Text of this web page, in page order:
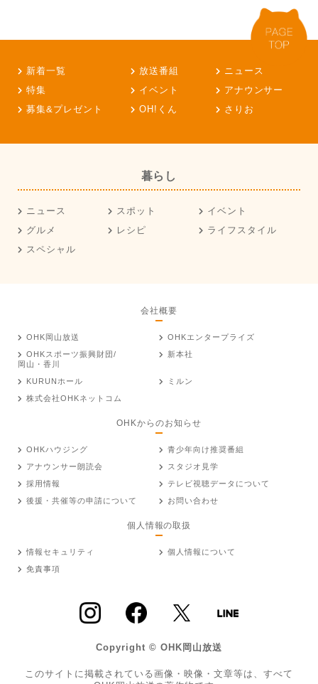
新着一覧 放送番組
ニュース
特集
イベント
アナウンサー
募集&プレゼント
OH!くん さりお
暮らし
ニュース スポット
イベント
グルメ
レシピ
ライフスタイル
スペシャル
会社概要
OHK岡山放送
OHKエンタープライズ
OHKスポーツ振興財団/
岡山・香川
新本社
KURUNホール
ミルン
株式会社OHKネットコム
OHKからのお知らせ
OHKハウジング
青少年向け推奨番組
アナウンサー朗読会
スタジオ見学
採用情報
テレビ視聴データについて
後援・共催等の申請について
お問い合わせ
個人情報の取扱
情報セキュリティ
個人情報について
免責事項
Copyright © OHK岡山放送
このサイトに掲載されている画像・映像・文章等は、すべて